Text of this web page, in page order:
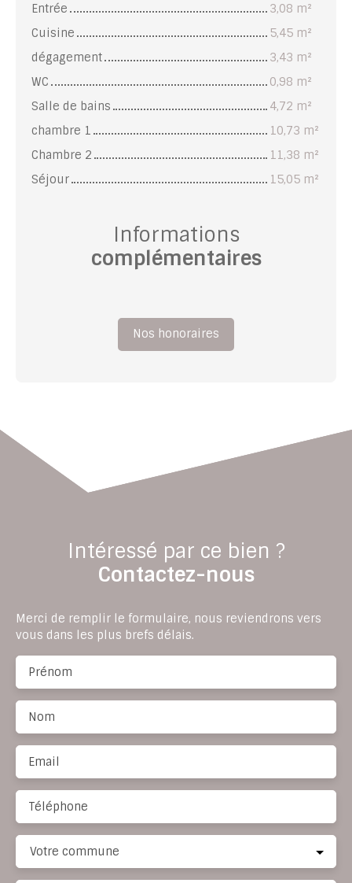
Entrée
3,08 m²
Cuisine
5,45 m²
dégagement
3,43 m²
WC
0,98 m²
Salle de bains
4,72 m²
chambre 1
10,73 m²
Chambre 2
11,38 m²
Séjour
15,05 m²
Informations
complémentaires
Nos honoraires
Intéressé par ce bien ?
Contactez-nous
Merci de remplir le formulaire, nous reviendrons vers
vous dans les plus brefs délais.
Prénom
Nom
Email
Téléphone
Votre commune